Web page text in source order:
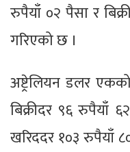
रुपैयाँ ०२ पैसा र
गरिएको छ ।
अष्ट्रेलियन डलर
बिक्रीदर ९६ रुपैयाँ
खरिददर १०३ रुपैयाँ